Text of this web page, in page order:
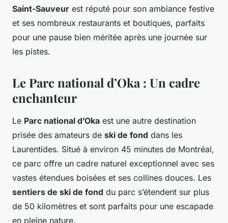
Saint-Sauveur est réputé pour son ambiance festive
et ses nombreux restaurants et boutiques, parfaits
pour une pause bien méritée après une journée sur
les pistes.
Le Parc national d’Oka : Un cadre
enchanteur
Le Parc national d’Oka est une autre destination
prisée des amateurs de ski de fond dans les
Laurentides. Situé à environ 45 minutes de Montréal,
ce parc offre un cadre naturel exceptionnel avec ses
vastes étendues boisées et ses collines douces. Les
sentiers de ski de fond du parc s’étendent sur plus
de 50 kilomètres et sont parfaits pour une escapade
en pleine nature.